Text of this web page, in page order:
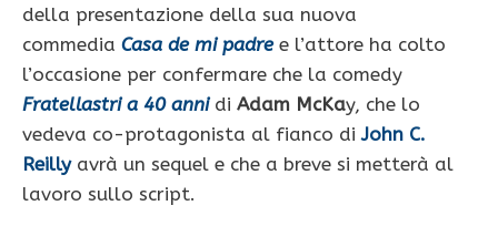
della presentazione della sua nuova
commedia Casa de mi padree l’attore ha colto
l’occasione per confermare che la comedy
Fratellastri a 40 annidi Adam McKay, che lo
vedeva co-protagonista al fianco diJohn C.
Reillyavrà un sequel e che a breve si metterà al
lavoro sullo script.